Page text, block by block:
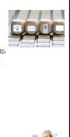
,